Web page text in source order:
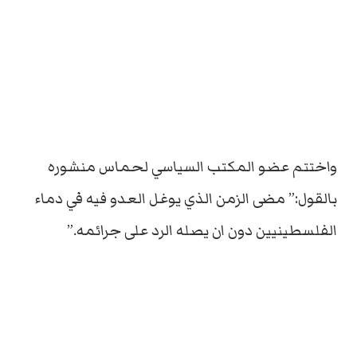
واختتم عضو المكتب السياسي لحماس منشوره
بالقول:” مضى الزمن الذي يوغل العدو فيه في دماء
الفلسطينيين دون ان يصله الرد على جرائمه.”